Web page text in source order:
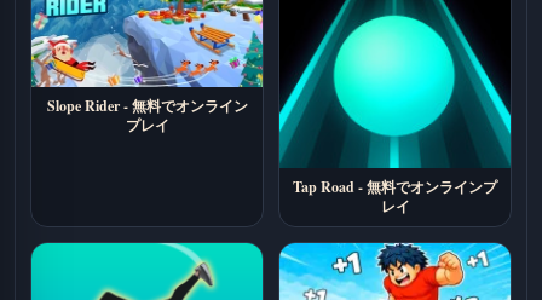
Slope Rider - 無料でオンライン
プレイ
Tap Road - 無料でオンラインプ
レイ